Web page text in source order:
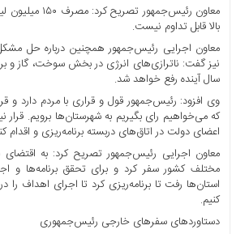
معاون رئیس‌جمهور
بالا قابل تداوم نیست.
معاون اجرایی رئیس‌جمهور همچنین درباره حل
نیز گفت: ناترازی‌های انرژی در بخش سوخت، گاز و
سال آینده رفع خواهد شد.
وی افزود: رئیس‌جمهور قول و قراری با مردم دارد و
که می‌خواهیم رای بگیریم به شهرستان‌ها برویم.
اعضای دولت در اتاق‌های دربسته برنامه‌ریزی و اقدام
معاون اجرایی رئیس‌جمهور تصریح کرد: به اقتضای
مختلف کشور سفر کرد و برای تحقق برنامه‌ها و
استان‌ها رفت تا برنامه‌ریزی کرد تا اجرای اهداف
کنیم.
دستاوردهای سفرهای خارجی رئیس‌جمهوری